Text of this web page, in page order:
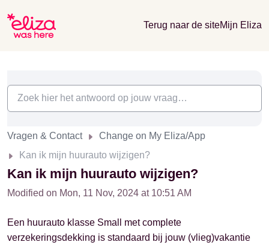
Terug naar de siteMijn Eliza
Vragen & Contact
Change on My Eliza/App
Kan ik mijn huurauto wijzigen?
Kan ik mijn huurauto wijzigen?
Modified on Mon, 11 Nov, 2024 at 10:51 AM
Een huurauto klasse Small met complete
verzekeringsdekking is standaard bij jouw (vlieg)vakantie